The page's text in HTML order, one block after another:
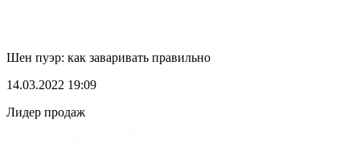
Шен пуэр: как заваривать правильно
14.03.2022 19:09
Лидер продаж